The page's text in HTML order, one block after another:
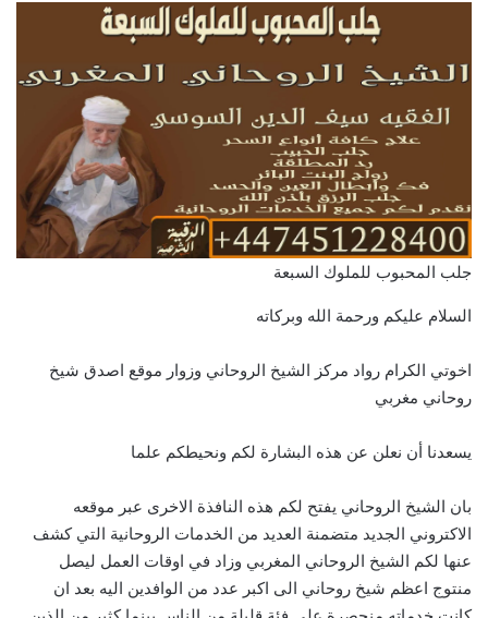
جلب المحبوب للملوك السبعة
السلام عليكم ورحمة الله وبركاته
اخوتي الكرام رواد مركز الشيخ الروحاني وزوار موقع اصدق شيخ
روحاني مغربي
يسعدنا أن نعلن عن هذه البشارة لكم ونحيطكم علما
بان الشيخ الروحاني يفتح لكم هذه النافذة الاخرى عبر موقعه
الاكتروني الجديد متضمنة العديد من الخدمات الروحانية التي كشف
عنها لكم الشيخ الروحاني المغربي وزاد في اوقات العمل ليصل
منتوج اعظم شيخ روحاني الى اكبر عدد من الوافدين اليه بعد ان